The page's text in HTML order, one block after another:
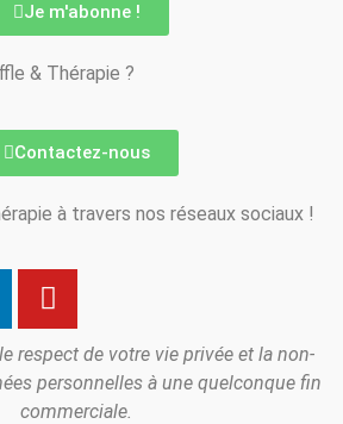
Je m'abonne !
& Thérapie ?
Contactez-nous
à travers nos réseaux sociaux !
respect de votre vie privée et la non-
personnelles à une quelconque fin
commerciale.